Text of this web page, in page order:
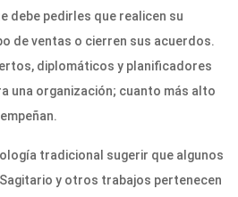
debe pedirles que realicen su
de ventas o cierren sus acuerdos.
diplomáticos y planificadores
una organización; cuanto más alto
tradicional sugerir que algunos
y otros trabajos pertenecen